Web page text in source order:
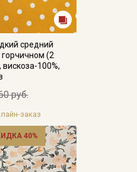
средний
(2
вискоза-100%,
руб.
заказ
40%